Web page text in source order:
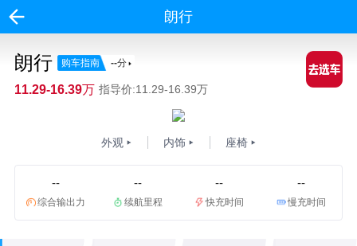
朗行
朗行 购车指南 --分
11.29-16.39万 指导价:11.29-16.39万
外观 内饰 座椅
--
综合输出力
--
续航里程
--
快充时间
--
慢充时间